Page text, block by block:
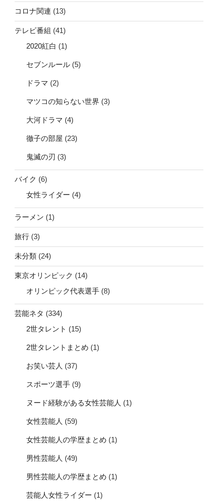
コロナ関連 (13)
テレビ番組 (41)
2020紅白 (1)
セブンルール (5)
ドラマ (2)
マツコの知らない世界 (3)
大河ドラマ (4)
徹子の部屋 (23)
鬼滅の刃 (3)
バイク (6)
女性ライダー (4)
ラーメン (1)
旅行 (3)
未分類 (24)
東京オリンピック (14)
オリンピック代表選手 (8)
芸能ネタ (334)
2世タレント (15)
2世タレントまとめ (1)
お笑い芸人 (37)
スポーツ選手 (9)
ヌード経験がある女性芸能人 (1)
女性芸能人 (59)
女性芸能人の学歴まとめ (1)
男性芸能人 (49)
男性芸能人の学歴まとめ (1)
芸能人女性ライダー (1)